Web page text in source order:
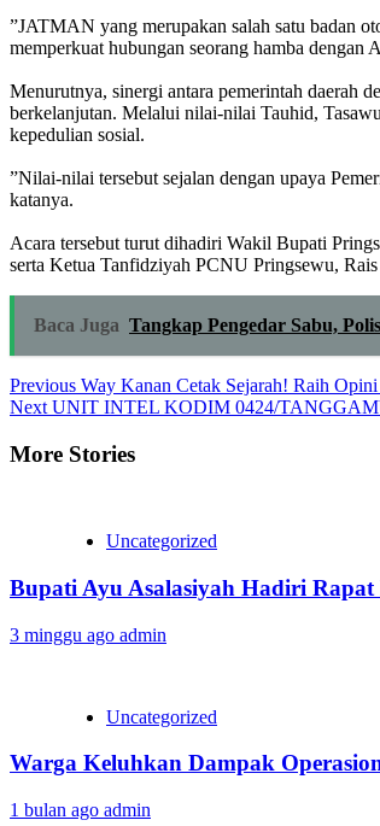
‎”JATMAN yang merupakan salah satu badan
memperkuat hubungan seorang hamba dengan
‎Menurutnya, sinergi antara pemerintah daerah
berkelanjutan. Melalui nilai-nilai Tauhid,
kepedulian sosial.
‎”Nilai-nilai tersebut sejalan dengan upaya
katanya.
‎Acara tersebut turut dihadiri Wakil Bupati
serta Ketua Tanfidziyah PCNU Pringsewu,
Baca Juga Tangkap Pengedar Sabu,
Continue
Reading
Previous Way Kanan Cetak Sejarah! Raih
Next UNIT INTEL KODIM 0424/
More Stories
Uncategorized
Bupati Ayu Asalasiyah Hadiri
3 minggu ago admin
Uncategorized
Warga Keluhkan Dampak
1 bulan ago admin